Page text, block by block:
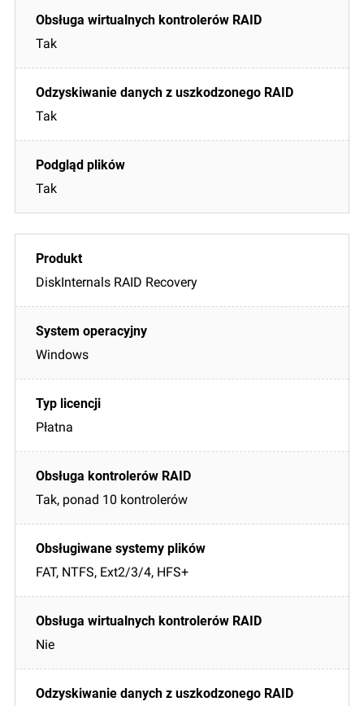
Tak
Tak
Tak
DiskInternals RAID Recovery
Windows
Płatna
Tak, ponad 10 kontrolerów
FAT, NTFS, Ext2/3/4, HFS+
Nie